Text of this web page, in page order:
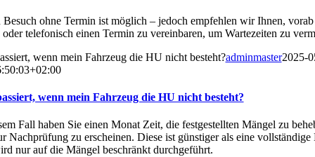
Besuch ohne Termin ist möglich – jedoch empfehlen wir Ihnen, vorab
telefonisch einen Termin zu vereinbaren, um Wartezeiten zu
wenn mein Fahrzeug die HU nicht besteht?adminmaster2025-
wenn mein Fahrzeug die HU nicht besteht?
Fall haben Sie einen Monat Zeit, die festgestellten Mängel zu
Nachprüfung zu erscheinen. Diese ist günstiger als eine vollständige
nur auf die Mängel beschränkt durchgeführt.